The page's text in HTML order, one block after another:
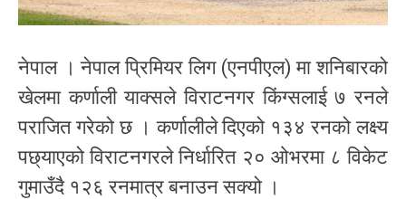
नेपाल । नेपाल प्रिमियर लिग (एनपीएल) मा शनिबारको
खेलमा कर्णाली याक्सले विराटनगर किंग्सलाई ७ रनले
पराजित गरेको छ । कर्णालीले दिएको १३४ रनको लक्ष्य
पछ्याएको विराटनगरले निर्धारित २० ओभरमा ८ विकेट
गुमाउँदै १२६ रनमात्र बनाउन सक्यो ।